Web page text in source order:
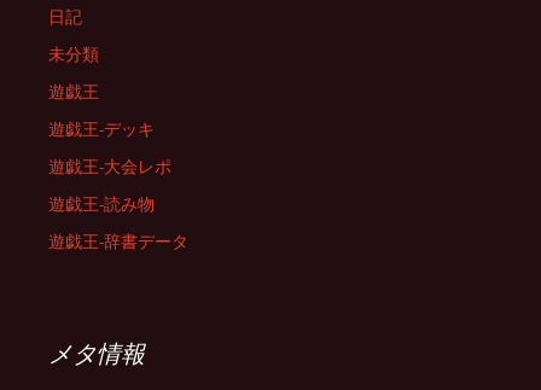
日記
未分類
遊戯王
遊戯王-デッキ
遊戯王-大会レポ
遊戯王-読み物
遊戯王-辞書データ
メタ情報